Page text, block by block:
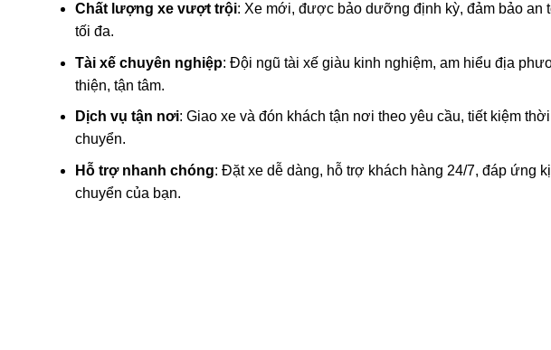
Chất lượng xe vượt trội: Xe mới, được bảo dưỡng định kỳ, đảm bảo an
tối đa.
Tài xế chuyên nghiệp: Đội ngũ tài xế giàu kinh nghiệm, am hiểu địa
thiện, tận tâm.
Dịch vụ tận nơi: Giao xe và đón khách tận nơi theo yêu cầu, tiết kiệm
chuyển.
Hỗ trợ nhanh chóng: Đặt xe dễ dàng, hỗ trợ khách hàng 24/7, đáp ứng
chuyển của bạn.